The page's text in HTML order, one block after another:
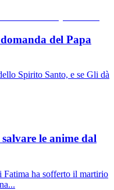
del Papa
Spirito Santo, e se Gli dà
le anime dal
ha sofferto il martirio